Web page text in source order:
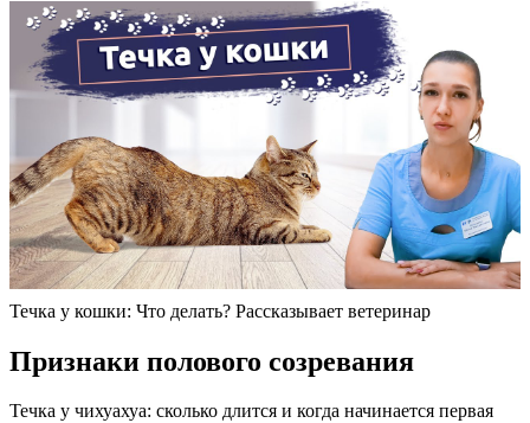
Течка у кошки: Что делать? Рассказывает ветеринар
Признаки полового созревания
Течка у чихуахуа: сколько длится и когда начинается первая